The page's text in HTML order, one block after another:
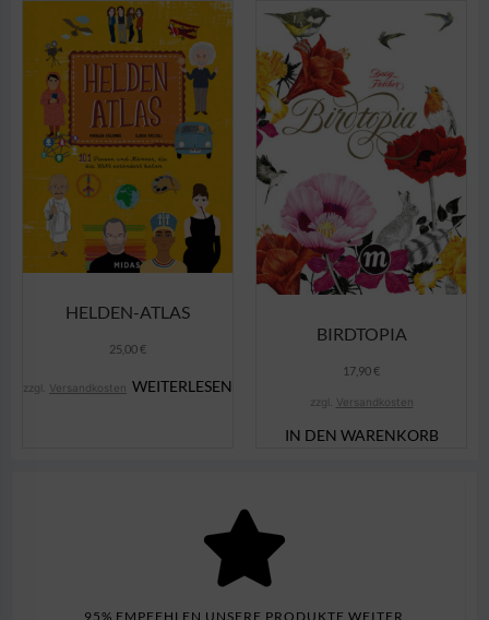
HELDEN-ATLAS
25,00€
zzgl. Versandkosten WEITERLESEN
BIRDTOPIA
17,90€
zzgl. Versandkosten
IN DEN WARENKORB
95% EMPFEHLEN UNSERE PRODUKTE WEITER